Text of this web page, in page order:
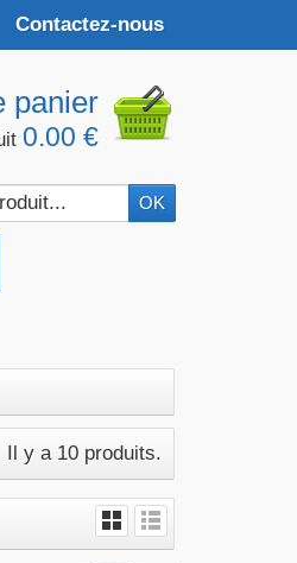
Contactez-nous
panier
0.00 €
Il y a 10 produits.